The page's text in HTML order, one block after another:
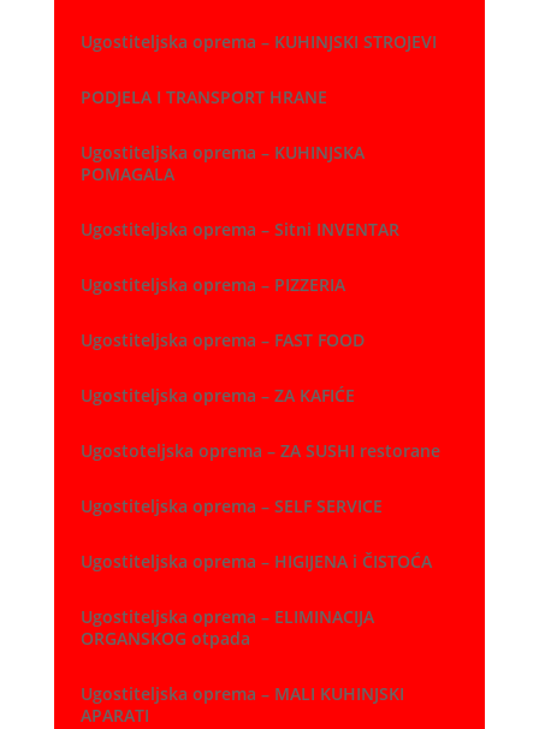
Ugostiteljska oprema – KUHINJSKI STROJEVI
PODJELA I TRANSPORT HRANE
Ugostiteljska oprema – KUHINJSKA
POMAGALA
Ugostiteljska oprema – Sitni INVENTAR
Ugostiteljska oprema – PIZZERIA
Ugostiteljska oprema – FAST FOOD
Ugostiteljska oprema – ZA KAFIĆE
Ugostoteljska oprema – ZA SUSHI restorane
Ugostiteljska oprema – SELF SERVICE
Ugostiteljska oprema – HIGIJENA i ČISTOĆA
Ugostiteljska oprema – ELIMINACIJA
ORGANSKOG otpada
Ugostiteljska oprema – MALI KUHINJSKI
APARATI